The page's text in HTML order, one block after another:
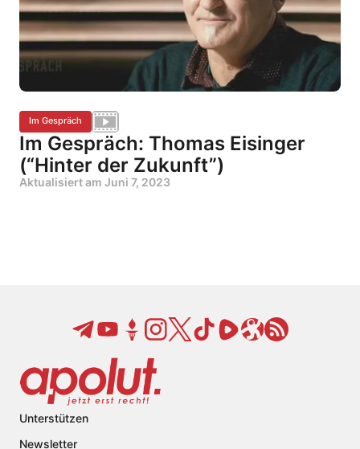
Im Gespräch
Im Gespräch: Thomas Eisinger
(“Hinter der Zukunft”)
Aktualisiert am Juni 7, 2023
Unterstützen
Newsletter